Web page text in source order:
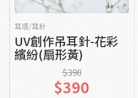
耳環/耳針
UV創作吊耳針-花彩
繽紛(扇形黃)
$390
$390